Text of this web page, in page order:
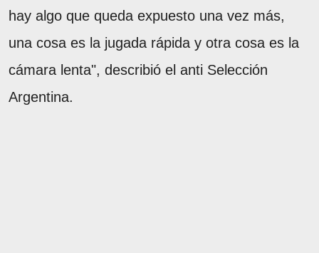
hay algo que queda expuesto una vez más,
una cosa es la jugada rápida y otra cosa es la
cámara lenta", describió el anti Selección
Argentina.